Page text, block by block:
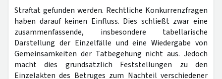
Straftat gefunden werden. Rechtliche Konkurrenzfragen
haben darauf keinen Einfluss. Dies schließt zwar eine
zusammenfassende, insbesondere tabellarische
Darstellung der Einzelfälle und eine Wiedergabe von
Gemeinsamkeiten der Tatbegehung nicht aus. Jedoch
macht dies grundsätzlich Feststellungen zu den
Einzelakten des Betruges zum Nachteil verschiedener